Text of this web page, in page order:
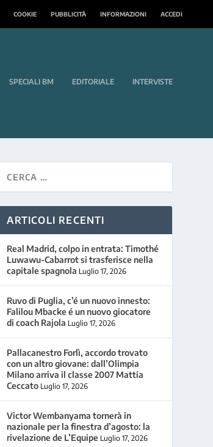
COOKIE PUBBLICITÀ INFORMAZIONI ACCEDI
SPECIALI BM EDITORIALE INTERVISTE
ARTICOLI RECENTI
Real Madrid, colpo in entrata: Timothé
Luwawu-Cabarrot si trasferisce nella
capitale spagnola Luglio 17, 2026
Ruvo di Puglia, c’é un nuovo innesto:
Falilou Mbacke é un nuovo giocatore
di coach Rajola Luglio 17, 2026
Pallacanestro Forlì, accordo trovato
con un altro giovane: dall’Olimpia
Milano arriva il classe 2007 Mattia
Ceccato Luglio 17, 2026
Victor Wembanyama tornerà in
nazionale per la finestra d’agosto: la
rivelazione de L’Equipe Luglio 17, 2026